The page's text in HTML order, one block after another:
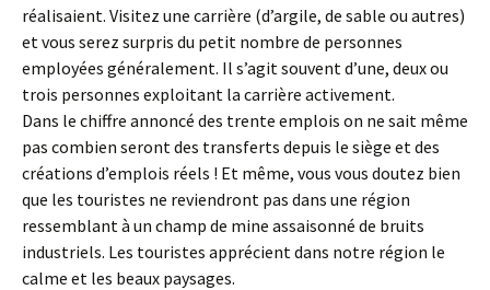
réalisaient. Visitez une carrière (d’argile, de sable ou autres)
et vous serez surpris du petit nombre de personnes
employées généralement. Il s’agit souvent d’une, deux ou
trois personnes exploitant la carrière activement.
Dans le chiffre annoncé des trente emplois on ne sait même
pas combien seront des transferts depuis le siège et des
créations d’emplois réels ! Et même, vous vous doutez bien
que les touristes ne reviendront pas dans une région
ressemblant à un champ de mine assaisonné de bruits
industriels. Les touristes apprécient dans notre région le
calme et les beaux paysages.